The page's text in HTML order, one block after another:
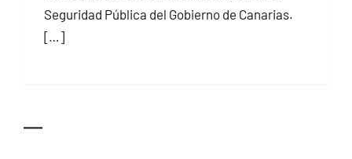
Seguridad Pública del Gobierno de Canarias.
[…]
—